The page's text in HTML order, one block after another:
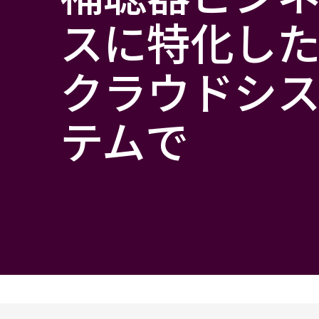
スに特化し
クラウドシ
テムで